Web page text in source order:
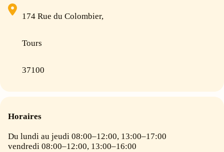
174 Rue du Colombier,
Tours
37100
Horaires
Du lundi au jeudi 08:00–12:00, 13:00–17:00
vendredi 08:00–12:00, 13:00–16:00